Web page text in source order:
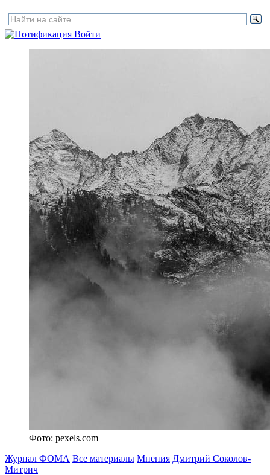
Войти
Фото: pexels.com
Журнал ФОМА Все материалы Мнения Дмитрий Соколов-
Митрич